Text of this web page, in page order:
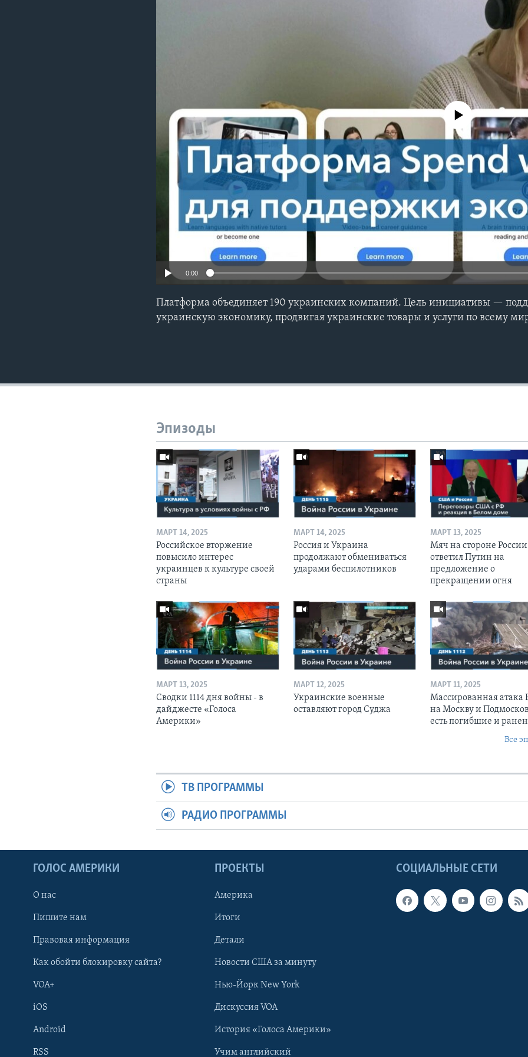
No media source currently
0:00
Платформа объединяет 190 украинских компаний. Цель инициативы —
украинскую экономику, продвигая украинские товары и услуги по всему
Эпизоды
МАРТ 14, 2025
Российское вторжение
повысило интерес
украинцев к культуре своей
страны
МАРТ 14, 2025
Россия и Украина
продолжают обмениваться
ударами беспилотников
МАРТ 13, 2025
Мяч на стороне
ответил Путин на
предложение о
прекращении огня
МАРТ 13, 2025
Сводки 1114 дня войны - в
дайджесте «Голоса
Америки»
МАРТ 12, 2025
Украинские военные
оставляют город Суджа
МАРТ 11, 2025
Массированная атака
на Москву и
есть погибшие и
Все
ТВ ПРОГРАММЫ
РАДИО ПРОГРАММЫ
СОЦИАЛЬНЫЕ СЕТИ
ГОЛОС АМЕРИКИ
О нас
Пишите нам
Правовая информация
Как обойти блокировку сайта?
VOA+
iOS
Android
RSS
ПРОЕКТЫ
Америка
Итоги
Детали
Новости США за минуту
Нью-Йорк New York
Дискуссия VOA
История «Голоса Америки»
Учим английский